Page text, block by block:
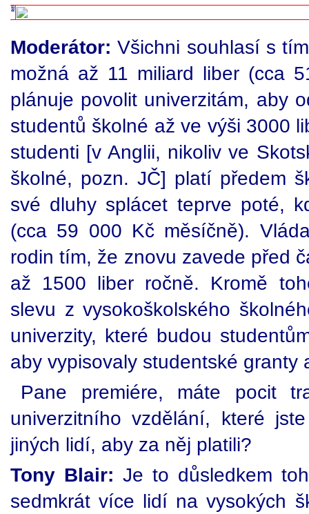
Moderátor: Všichni souhlasí s
možná až 11 miliard liber (cca
plánuje povolit univerzitám, aby
studentů školné až ve výši 3000
studenti [v Anglii, nikoliv ve
školné, pozn. JČ] platí předem
své dluhy splácet teprve poté,
(cca 59 000 Kč měsíčně).
rodin tím, že znovu zavede před
až 1500 liber ročně. Kromě
slevu z vysokoškolského
univerzity, které budou
aby vypisovaly studentské
Pane premiére, máte pocit
univerzitního vzdělání, které
jiných lidí, aby za něj platili?
Tony Blair: Je to důsledkem
sedmkrát více lidí na vysokých